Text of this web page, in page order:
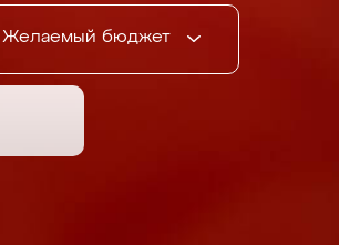
Желаемый бюджет